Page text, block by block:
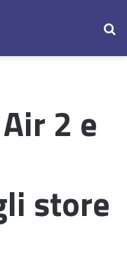
2 e
store